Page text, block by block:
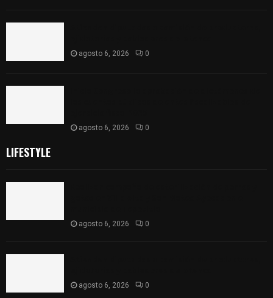
agosto 6, 2026 0
agosto 6, 2026 0
LIFESTYLE
agosto 6, 2026 0
agosto 6, 2026 0